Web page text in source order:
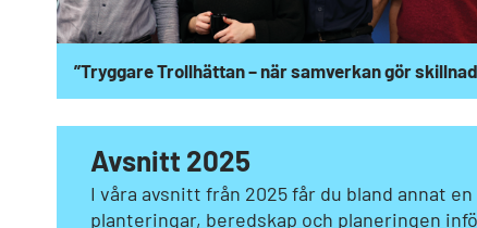
”Tryggare Trollhättan – när samverkan gör
Avsnitt 2025
I våra avsnitt från 2025 får du bland annat
planteringar, beredskap och planeringen